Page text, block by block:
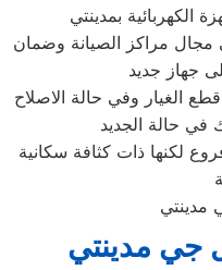
الكهربائية بمدينتي‏
مراكز الصيانة وضمان
جهاز جديد
في حالة الجديد
لكنها ذات كثافة سكانية
مدينتي
جي مدينتي‏